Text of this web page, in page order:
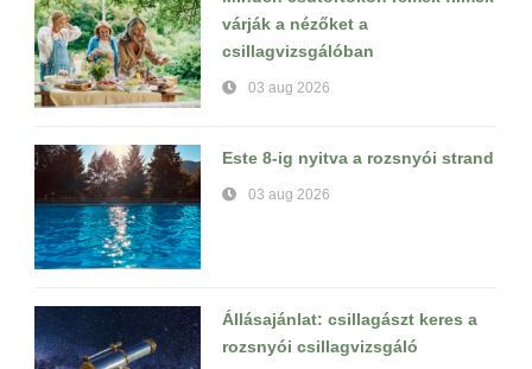
várják a nézőket a
csillagvizsgálóban
03 aug 2026
Este 8-ig nyitva a rozsnyói strand
03 aug 2026
Állásajánlat: csillagászt keres a
rozsnyói csillagvizsgáló